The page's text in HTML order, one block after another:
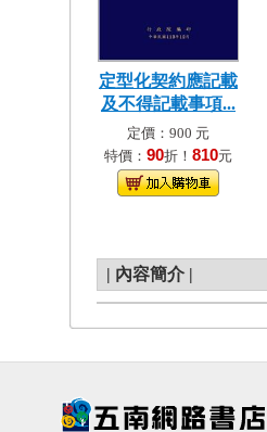
定型化契約應記載
及不得記載事項...
定價：900 元
特價： 90折！ 810元
| 內容簡介 |